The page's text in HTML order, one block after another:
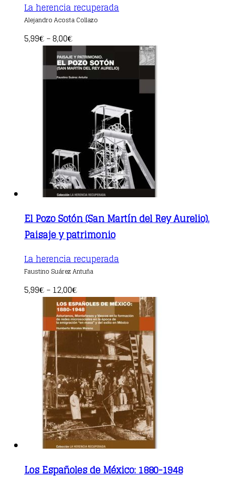
La herencia recuperadaproduct
variants.
options
may
chosen
the
product
page
Alejandro Acosta Collazo
5,99€ – 8,00€
El Pozo Sotón (San Martín del Rey Aurelio).
Paisaje y patrimonio
La herencia recuperadaproduct
variants.
The
options
may
be
chosen
on
the
product
page
Faustino Suárez Antuña
5,99€ – 12,00€
Los Españoles de México: 1880-1948